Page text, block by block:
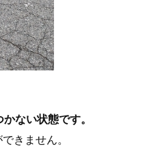
ない状態です。
きません。